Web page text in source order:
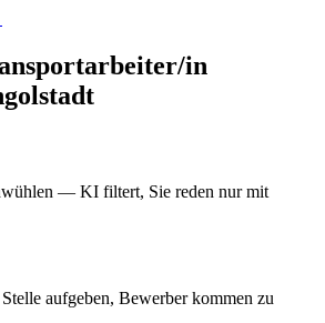
in
— KI filtert, Sie reden nur mit
aufgeben, Bewerber kommen zu